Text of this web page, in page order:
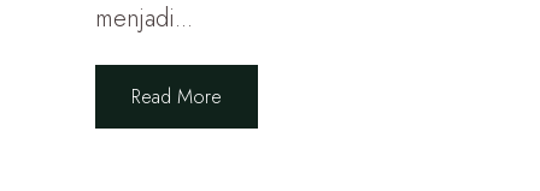
menjadi...
Read More